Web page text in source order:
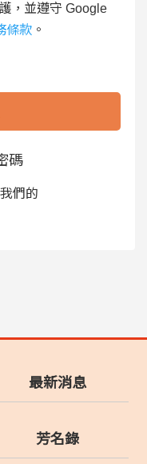
，並遵守 Google
條款 。
碼
們的
最新消息
芳名錄